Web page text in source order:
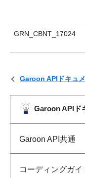
Garoon APIドキュ
Garoon APIド
Garoon API共通
コーディングガイ
GRN_CBNT_17024